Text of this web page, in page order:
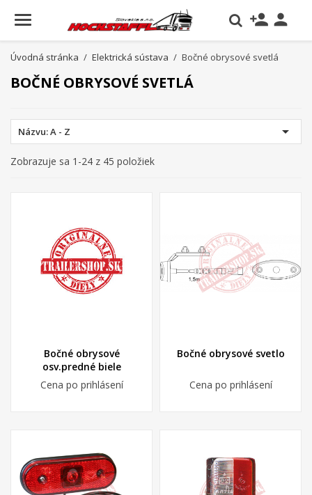
person_add 
Úvodná stránka Elektrická sústava Bočné obrysové svetlá
BOČNÉ OBRYSOVÉ SVETLÁ
Názvu: A - Z 
Zobrazuje sa 1-24 z 45 položiek
Bočné obrysové
osv.predné biele
Cena po prihlásení
Bočné obrysové svetlo
Cena po prihlásení